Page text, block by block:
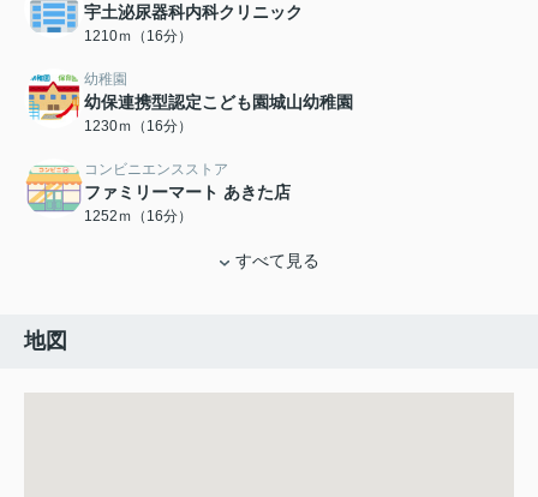
宇土泌尿器科内科クリニック
1210ｍ（16分）
幼稚園
幼保連携型認定こども園城山幼稚園
1230ｍ（16分）
コンビニエンスストア
ファミリーマート あきた店
1252ｍ（16分）
すべて見る
地図